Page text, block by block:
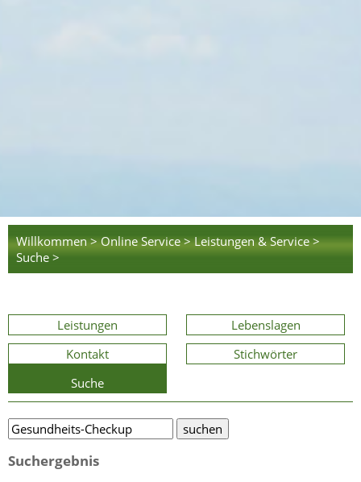
Willkommen > Online Service > Leistungen & Service >
Suche >
Leistungen
Lebenslagen
Kontakt
Stichwörter
Suche
Suchergebnis